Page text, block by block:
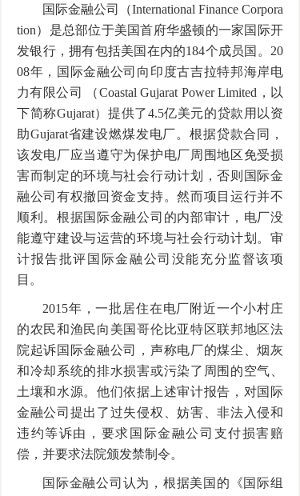
国际金融公司（International Finance Corpora
tion）是总部位于美国首府华盛顿的一家国际开
发银行，拥有包括美国在内的184个成员国。20
08年，国际金融公司向印度古吉拉特邦海岸电
力有限公司 （Coastal Gujarat Power Limited，以
下简称Gujarat）提供了4.5亿美元的贷款用以资
助Gujarat省建设燃煤发电厂。根据贷款合同，
该发电厂应当遵守为保护电厂周围地区免受损
害而制定的环境与社会行动计划，否则国际金
融公司有权撤回资金支持。然而项目运行并不
顺利。根据国际金融公司的内部审计，电厂没
能遵守建设与运营的环境与社会行动计划。审
计报告批评国际金融公司没能充分监督该项
目。
2015年，一批居住在电厂附近一个小村庄
的农民和渔民向美国哥伦比亚特区联邦地区法
院起诉国际金融公司，声称电厂的煤尘、烟灰
和冷却系统的排水损害或污染了周围的空气、
土壤和水源。他们依据上述审计报告，对国际
金融公司提出了过失侵权、妨害、非法入侵和
违约等诉由，要求国际金融公司支付损害赔
偿，并要求法院颁发禁制令。
国际金融公司认为，根据美国的《国际组